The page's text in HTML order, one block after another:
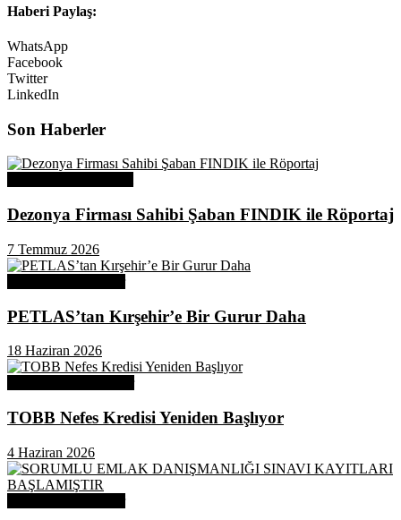
Haberi Paylaş:
WhatsApp
Facebook
Twitter
LinkedIn
Son Haberler
Dezonya Firması Sahibi Şaban FINDIK ile Röportaj
7 Temmuz 2026
PETLAS’tan Kırşehir’e Bir Gurur Daha
18 Haziran 2026
TOBB Nefes Kredisi Yeniden Başlıyor
4 Haziran 2026